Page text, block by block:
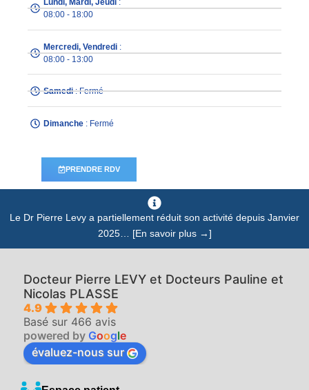
Lundi, Mardi, Jeudi:
08:00 - 18:00
Mercredi, Vendredi:
08:00 - 13:00
Samedi: Fermé
Dimanche: Fermé
PRENDRE RDV
Le Dr Pierre Levy a partiellement réduit son activité depuis Janvier
2025… [En savoir plus →]
Docteur Pierre LEVY et Docteurs Pauline et
Nicolas PLASSE
4.9
Basé sur 466 avis
powered by Google
évaluez-nous sur